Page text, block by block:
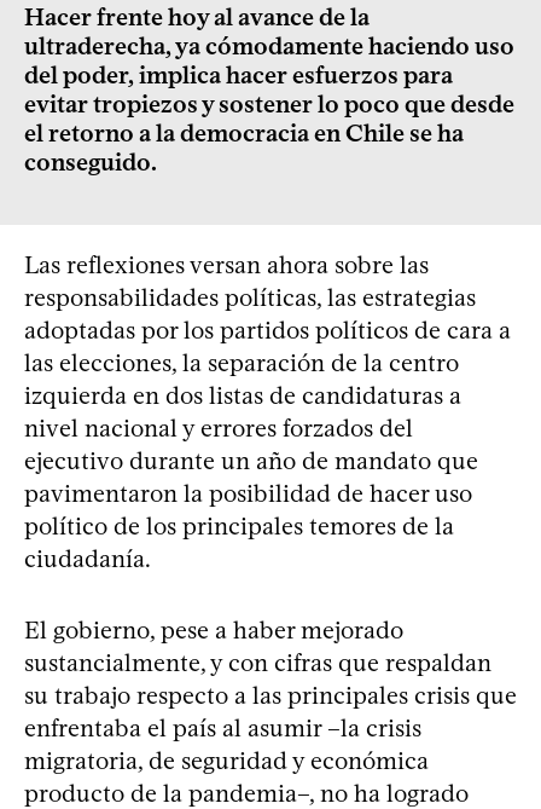
Hacer frente hoy al avance de la
ultraderecha, ya cómodamente haciendo uso
del poder, implica hacer esfuerzos para
evitar tropiezos y sostener lo poco que desde
el retorno a la democracia en Chile se ha
conseguido.
Las reflexiones versan ahora sobre las
responsabilidades políticas, las estrategias
adoptadas por los partidos políticos de cara a
las elecciones, la separación de la centro
izquierda en dos listas de candidaturas a
nivel nacional y errores forzados del
ejecutivo durante un año de mandato que
pavimentaron la posibilidad de hacer uso
político de los principales temores de la
ciudadanía.
El gobierno, pese a haber mejorado
sustancialmente, y con cifras que respaldan
su trabajo respecto a las principales crisis que
enfrentaba el país al asumir –la crisis
migratoria, de seguridad y económica
producto de la pandemia–, no ha logrado